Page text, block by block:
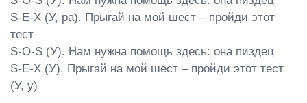
S-E-X (У, ра). Прыгай на мой шест – пройди этот
тест
S-O-S (У). Нам нужна помощь здесь: она пиздец
S-E-X (У). Прыгай на мой шест – пройди этот тест
(У, у)